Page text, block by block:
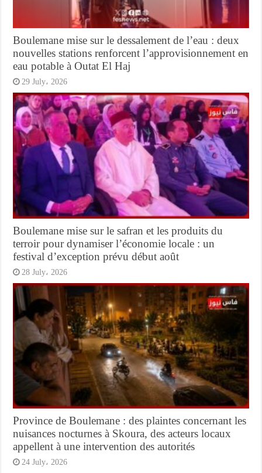
Boulemane mise sur le dessalement de l’eau : deux
nouvelles stations renforcent l’approvisionnement en
eau potable à Outat El Haj
29 July، 2026
Boulemane mise sur le safran et les produits du
terroir pour dynamiser l’économie locale : un
festival d’exception prévu début août
28 July، 2026
Province de Boulemane : des plaintes concernant les
nuisances nocturnes à Skoura, des acteurs locaux
appellent à une intervention des autorités
24 July، 2026